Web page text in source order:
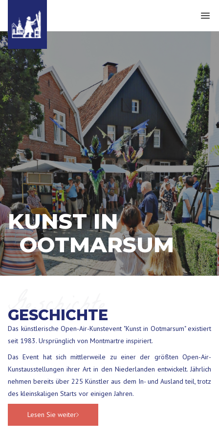
KUNST IN
OOTMARSUM
Geschichte
GESCHICHTE
Das künstlerische Open-Air-Kunstevent "Kunst in Ootmarsum" existiert
seit 1983. Ursprünglich von Montmartre inspiriert.
Das Event hat sich mittlerweile zu einer der größten Open-Air-
Kunstausstellungen ihrer Art in den Niederlanden entwickelt. Jährlich
nehmen bereits über 225 Künstler aus dem In- und Ausland teil, trotz
des kleinskaligen Starts vor einigen Jahren.
Lesen Sie weiter